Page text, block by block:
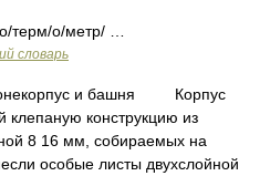
терм/о/метр/ …
словарь
и башня Корпус
клепаную конструкцию из
8 16 мм, собираемых на
особые листы двухслойной